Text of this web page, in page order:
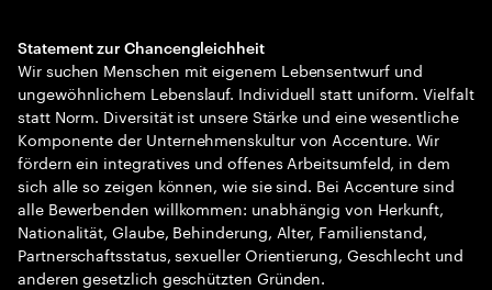
Statement zur Chancengleichheit
Wir suchen Menschen mit eigenem Lebensentwurf und
ungewöhnlichem Lebenslauf. Individuell statt uniform. Vielfalt
statt Norm. Diversität ist unsere Stärke und eine wesentliche
Komponente der Unternehmenskultur von Accenture. Wir
fördern ein integratives und offenes Arbeitsumfeld, in dem
sich alle so zeigen können, wie sie sind. Bei Accenture sind
alle Bewerbenden willkommen: unabhängig von Herkunft,
Nationalität, Glaube, Behinderung, Alter, Familienstand,
Partnerschaftsstatus, sexueller Orientierung, Geschlecht und
anderen gesetzlich geschützten Gründen.